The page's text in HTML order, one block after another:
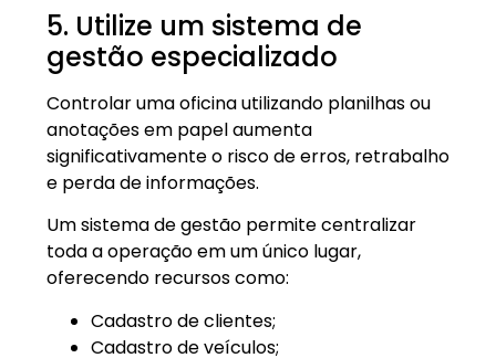
5. Utilize um sistema de
gestão especializado
Controlar uma oficina utilizando planilhas ou
anotações em papel aumenta
significativamente o risco de erros, retrabalho
e perda de informações.
Um sistema de gestão permite centralizar
toda a operação em um único lugar,
oferecendo recursos como:
Cadastro de clientes;
Cadastro de veículos;